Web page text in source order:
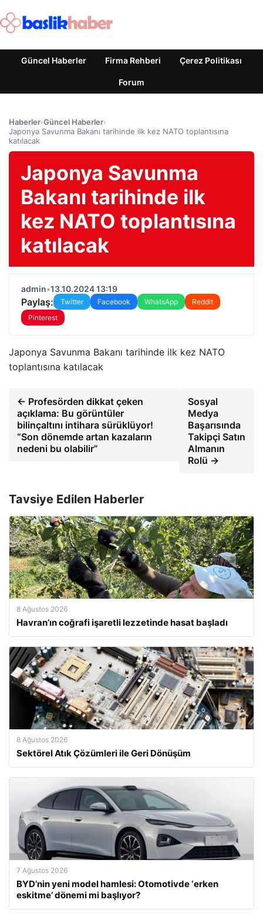
Güncel Haberler Firma Rehberi Çerez Politikası
Forum
Haberler›Güncel Haberler›
Japonya Savunma Bakanı tarihinde ilk kez NATO toplantısına
katılacak
Japonya Savunma
Bakanı tarihinde ilk
kez NATO toplantısına
katılacak
admin•13.10.2024 13:19
Paylaş: Twitter Facebook WhatsApp
Reddit
Pinterest
Japonya Savunma Bakanı tarihinde ilk kez NATO
toplantısına katılacak
← Profesörden dikkat çeken
açıklama: Bu görüntüler
bilinçaltını intihara sürüklüyor!
“Son dönemde artan kazaların
nedeni bu olabilir”
Sosyal
Medya
Başarısında
Takipçi Satın
Almanın
Rolü →
Tavsiye Edilen Haberler
8 Ağustos 2026
Havran’ın coğrafi işaretli lezzetinde hasat başladı
8 Ağustos 2026
Sektörel Atık Çözümleri ile Geri Dönüşüm
7 Ağustos 2026
BYD’nin yeni model hamlesi: Otomotivde ‘erken
eskitme’ dönemi mi başlıyor?